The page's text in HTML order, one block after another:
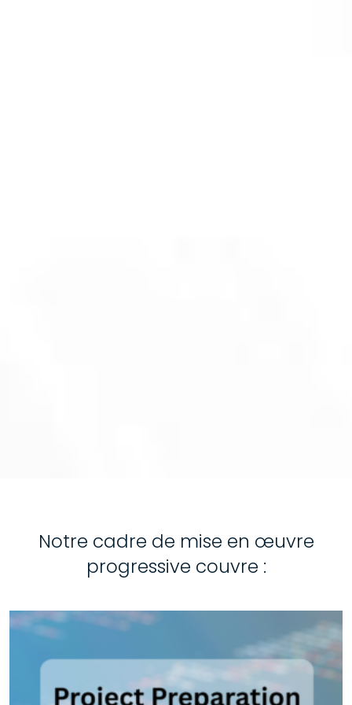
Notre cadre de mise en œuvre
progressive couvre :